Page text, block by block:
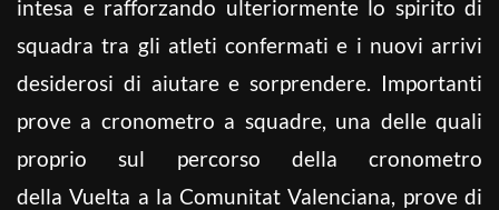
intesa e rafforzando ulteriormente lo spirito di
squadra tra gli atleti confermati e i nuovi arrivi
desiderosi di aiutare e sorprendere. Importanti
prove a cronometro a squadre, una delle quali
proprio sul percorso della cronometro
della Vuelta a la Comunitat Valenciana, prove di